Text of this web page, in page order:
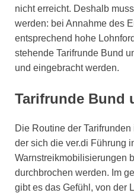
nicht erreicht. Deshalb
werden: bei Annahme des
entsprechend hohe
stehende Tarifrunde Bund
und eingebracht werden.
Tarifrunde Bund
Die Routine der
der sich die ver.di Führung
Warnstreikmobilisierungen
durchbrochen werden. Im
gibt es das Gefühl, von der